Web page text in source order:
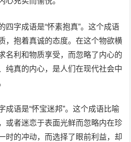
四字成语是“怀素抱真”。这个成语
，抱着真诚的态度。在这个物欲横
名利和物质享受，而忽略了内心的
纯真的内心，是人们在现代社会中
成语是“怀宝迷邦”。这个成语比喻
或者迷恋于表面光鲜而忽略内在珍
时的冲动，而选择了眼前利益，却